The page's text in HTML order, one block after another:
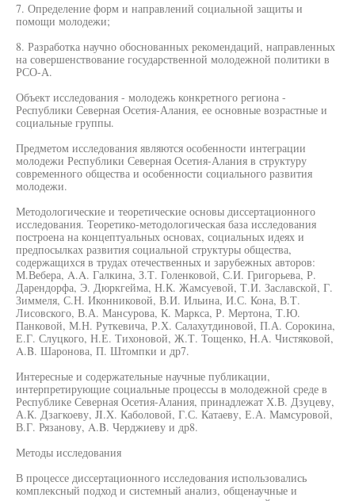
7. Определение форм и направлений социальной защиты и
помощи молодежи;
8. Разработка научно обоснованных рекомендаций, направленных
на совершенствование государственной молодежной политики в
РСО-А.
Объект исследования - молодежь конкретного региона -
Республики Северная Осетия-Алания, ее основные возрастные и
социальные группы.
Предметом исследования являются особенности интеграции
молодежи Республики Северная Осетия-Алания в структуру
современного общества и особенности социального развития
молодежи.
Методологические и теоретические основы диссертационного
исследования. Теоретико-методологическая база исследования
построена на концептуальных основах, социальных идеях и
предпосылках развития социальной структуры общества,
содержащихся в трудах отечественных и зарубежных авторов:
М.Вебера, A.A. Галкина, З.Т. Голенковой, С.И. Григорьева, Р.
Дарендорфа, Э. Дюркгейма, Н.К. Жамсуевой, Т.И. Заславской, Г.
Зиммеля, С.Н. Иконниковой, В.И. Ильина, И.С. Кона, В.Т.
Лисовского, В.А. Мансурова, К. Маркса, Р. Мертона, Т.Ю.
Панковой, М.Н. Руткевича, Р.Х. Салахутдиновой, П.А. Сорокина,
Е.Г. Слуцкого, Н.Е. Тихоновой, Ж.Т. Тощенко, H.A. Чистяковой,
A.B. Шаронова, П. Штомпки и др7.
Интересные и содержательные научные публикации,
интерпретирующие социальные процессы в молодежной среде в
Республике Северная Осетия-Алания, принадлежат Х.В. Дзуцеву,
А.К. Дзагкоеву, JI.X. Каболовой, Г.С. Катаеву, Е.А. Мамсуровой,
В.Г. Рязанову, A.B. Черджиеву и др8.
Методы исследования
В процессе диссертационного исследования использовались
комплексный подход и системный анализ, общенаучные и